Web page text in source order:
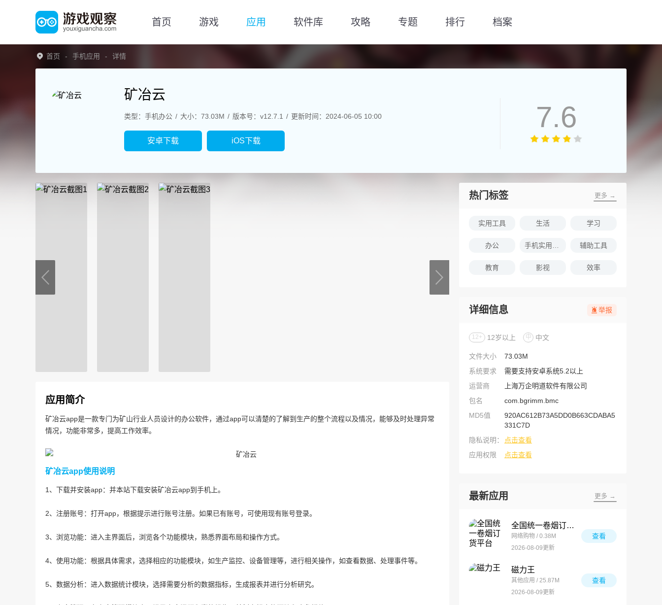
首页 游戏 应用 软件库 攻略 专题 排行 档案
首页 手机应用 详情
矿冶云
类型：手机办公 大小：73.03M 版本号：v12.7.1 更新时间：2024-06-05 10:00
安卓下载 iOS下载
7.6
应用简介
矿冶云app是一款专门为矿山行业人员设计的办公软件，通过app可以清楚的了解到生产的整个流程以及情况，能够及时处理异常
情况，功能非常多，提高工作效率。
矿冶云app使用说明
1、下载并安装app：并本站下载安装矿冶云app到手机上。
2、注册账号：打开app，根据提示进行账号注册。如果已有账号，可使用现有账号登录。
3、浏览功能：进入主界面后，浏览各个功能模块，熟悉界面布局和操作方式。
4、使用功能：根据具体需求，选择相应的功能模块，如生产监控、设备管理等，进行相关操作，如查看数据、处理事件等。
5、数据分析：进入数据统计模块，选择需要分析的数据指标，生成报表并进行分析研究。
热门标签 更多 →
实用工具 生活 学习
办公 辅助工具
教育 影视 效率
详细信息 举报
12+ 12岁以上 中 中文
文件大小
73.03M
系统要求
需要支持安卓系统5.2以上
运营商
上海万企明道软件有限公司
包名
com.bgrimm.bmc
MD5值
920AC612B73A5DD0B663CDABA5
331C7D
隐私说明：
点击查看
应用权限
点击查看
最新应用 更多 →
全国统一卷烟订货平台
网络购物 / 0.38M
2026-08-09更新
查看
磁力王
其他应用 / 25.87M
2026-08-09更新
查看